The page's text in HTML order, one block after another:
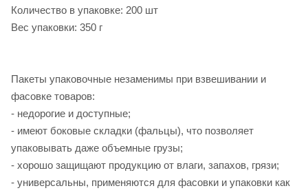
Количество в упаковке: 200 шт
Вес упаковки: 350 г
Пакеты упаковочные незаменимы при взвешивании и
фасовке товаров:
- недорогие и доступные;
- имеют боковые складки (фальцы), что позволяет
упаковывать даже объемные грузы;
- хорошо защищают продукцию от влаги, запахов, грязи;
- универсальны, применяются для фасовки и упаковки как